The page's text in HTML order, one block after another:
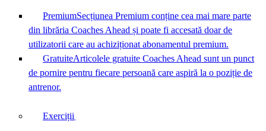
PremiumSecțiunea Premium conține cea mai mare parte
din librăria Coaches Ahead și poate fi accesată doar de
utilizatorii care au achiziționat abonamentul premium.
GratuiteArticolele gratuite Coaches Ahead sunt un punct
de pornire pentru fiecare persoană care aspiră la o poziție de
antrenor.
Exerciții